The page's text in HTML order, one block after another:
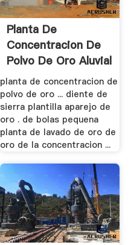
Planta De
Concentracion De
Polvo De Oro Aluvial
planta de concentracion de
polvo de oro ... diente de
sierra plantilla aparejo de
oro . de bolas pequena
planta de lavado de oro de
oro de la concentracion ...